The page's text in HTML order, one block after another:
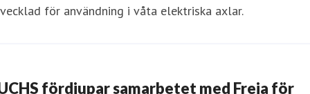
för användning i våta elektriska axlar.
fördjupar samarbetet med Freja för